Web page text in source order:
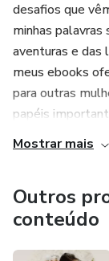
desafios que
minhas palavras
aventuras e das
meus ebooks
para outras
papéis
Mostrar mais
Outros
conteúdo